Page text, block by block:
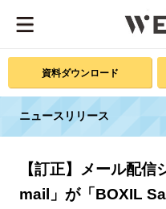
資料ダウンロード
ニュースリリース
【訂正】メール配
mail」が「BOXIL